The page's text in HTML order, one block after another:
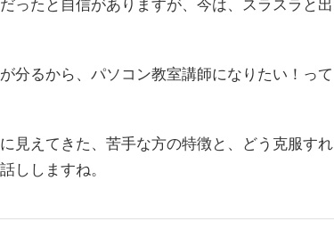
ったと自信がありますが、今は、スラスラと出
分るから、パソコン教室講師になりたい！って
見えてきた、苦手な方の特徴と、どう克服すれ
ししますね。